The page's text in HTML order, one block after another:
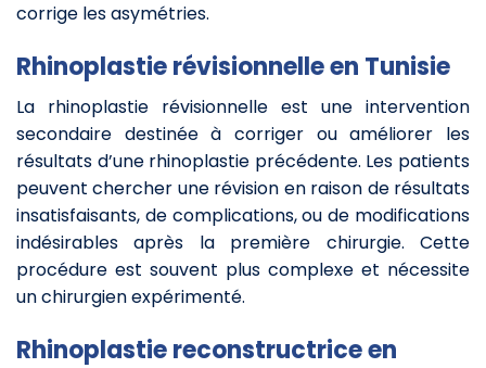
corrige les asymétries.
Rhinoplastie révisionnelle en Tunisie
La rhinoplastie révisionnelle est une intervention
secondaire destinée à corriger ou améliorer les
résultats d’une rhinoplastie précédente. Les patients
peuvent chercher une révision en raison de résultats
insatisfaisants, de complications, ou de modifications
indésirables après la première chirurgie. Cette
procédure est souvent plus complexe et nécessite
un chirurgien expérimenté.
Rhinoplastie reconstructrice en